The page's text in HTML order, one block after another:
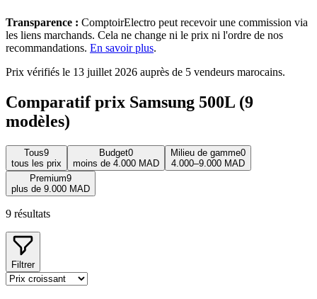
Transparence : ComptoirElectro peut recevoir une commission via
les liens marchands. Cela ne change ni le prix ni l'ordre de nos
recommandations. En savoir plus.
Prix vérifiés le 13 juillet 2026 auprès de 5 vendeurs marocains.
Comparatif prix Samsung 500L (9
modèles)
Tous9
tous les prix
Budget0
moins de 4.000 MAD
Milieu de gamme0
4.000–9.000 MAD
Premium9
plus de 9.000 MAD
9 résultats
Filtrer